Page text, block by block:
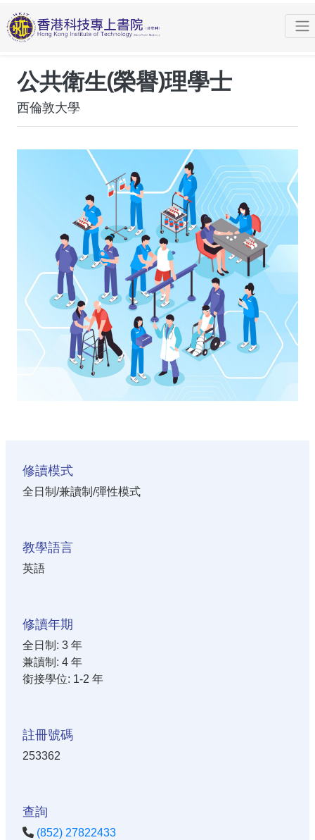
課程 學士學位 公共衛生(榮譽)理學士 (西倫敦大學) 申請程序
公共衛生(榮譽)理學士
西倫敦大學
修讀模式
全日制/兼讀制/彈性模式
教學語言
英語
修讀年期
全日制: 3 年
兼讀制: 4 年
銜接學位: 1-2 年
註冊號碼
253362
查詢
(852) 27822433